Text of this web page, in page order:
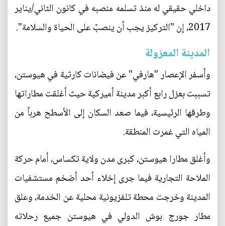
داخلي حقيقي له منذ تسلمه منصبه في كانون الثاني/يناير
2017، إن "التركيز يجب أن ينصبّ على الحياة والسلامة".
المدينة المعزولة
وأسفر الإعصار "هارفي" عن فيضانات كارثية في هيوستن،
تسببت بعزل رابع أكبر مدينة أميركية حيث أغلقت مطاراتها
وطرقها الرئيسية، فيما صعد السكان إلى الأسطح هرباً من
المياه التي غمرت المنطقة.
وأغلق مطارا هيوستن، كبرى مدن ولاية تكساس، أمام حركة
الملاحة التجارية فيما جرى إخلاء أحد أضخم مستشفيات
المدينة وخرجت محطة تلفزيونية محلية عن الخدمة، وعلق
مطار جورج بوش الدولي في هيوستن جميع رحلاته